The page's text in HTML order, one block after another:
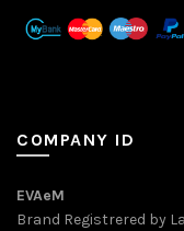
COMPANY ID
EVAeM
Brand Registrered by